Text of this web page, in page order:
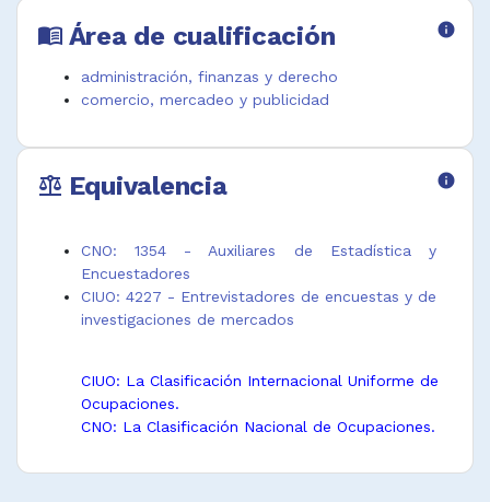
menu_book Área de cualificación info
administración, finanzas y derecho
comercio, mercadeo y publicidad
balance Equivalencia info
CNO: 1354 - Auxiliares de Estadística y
Encuestadores
CIUO: 4227 - Entrevistadores de encuestas y de
investigaciones de mercados
CIUO: La Clasificación Internacional Uniforme de
Ocupaciones.
CNO: La Clasificación Nacional de Ocupaciones.